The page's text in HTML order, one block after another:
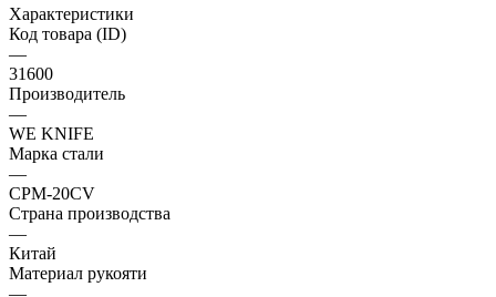
Характеристики
Код товара (ID)
—
31600
Производитель
—
WE KNIFE
Марка стали
—
CPM-20CV
Страна производства
—
Китай
Материал рукояти
—